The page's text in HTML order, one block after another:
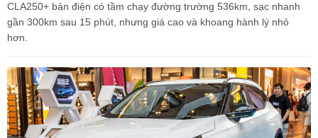
CLA250+ bản điện có tầm chạy đường trường 536km, sạc nhanh
gần 300km sau 15 phút, nhưng giá cao và khoang hành lý nhỏ
hơn.